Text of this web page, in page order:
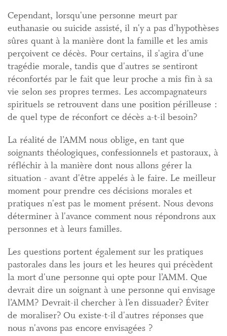
Cependant, lorsqu'une personne meurt par
euthanasie ou suicide assisté, il n'y a pas d'hypothèses
sûres quant à la manière dont la famille et les amis
perçoivent ce décès. Pour certains, il s'agira d'une
tragédie morale, tandis que d'autres se sentiront
réconfortés par le fait que leur proche a mis fin à sa
vie selon ses propres termes. Les accompagnateurs
spirituels se retrouvent dans une position périlleuse :
de quel type de réconfort ce décès a-t-il besoin?
La réalité de l’AMM nous oblige, en tant que
soignants théologiques, confessionnels et pastoraux, à
réfléchir à la manière dont nous allons gérer la
situation - avant d'être appelés à le faire. Le meilleur
moment pour prendre ces décisions morales et
pratiques n'est pas le moment présent. Nous devons
déterminer à l'avance comment nous répondrons aux
personnes et à leurs familles.
Les questions portent également sur les pratiques
pastorales dans les jours et les heures qui précèdent
la mort d'une personne qui opte pour l’AMM. Que
devrait dire un soignant à une personne qui envisage
l’AMM? Devrait-il chercher à l’en dissuader? Éviter
de moraliser? Ou existe-t-il d'autres réponses que
nous n'avons pas encore envisagées ?